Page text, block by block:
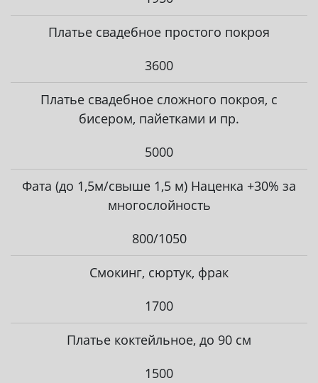
Платье свадебное простого покроя
3600
Платье свадебное сложного покроя, с
бисером, пайетками и пр.
5000
Фата (до 1,5м/свыше 1,5 м) Наценка +30% за
многослойность
800/1050
Смокинг, сюртук, фрак
1700
Платье коктейльное, до 90 см
1500